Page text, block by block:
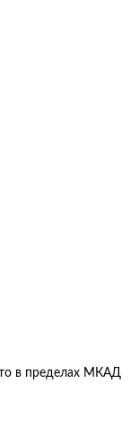
в пределах МКАД